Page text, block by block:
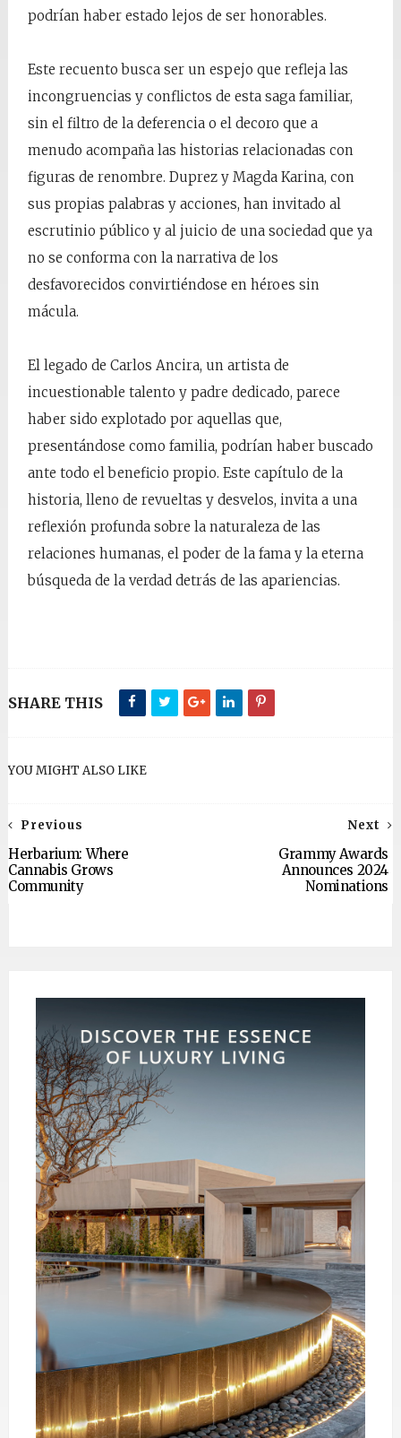
podrían haber estado lejos de ser honorables.
Este recuento busca ser un espejo que refleja las
incongruencias y conflictos de esta saga familiar,
sin el filtro de la deferencia o el decoro que a
menudo acompaña las historias relacionadas con
figuras de renombre. Duprez y Magda Karina, con
sus propias palabras y acciones, han invitado al
escrutinio público y al juicio de una sociedad que ya
no se conforma con la narrativa de los
desfavorecidos convirtiéndose en héroes sin
mácula.
El legado de Carlos Ancira, un artista de
incuestionable talento y padre dedicado, parece
haber sido explotado por aquellas que,
presentándose como familia, podrían haber buscado
ante todo el beneficio propio. Este capítulo de la
historia, lleno de revueltas y desvelos, invita a una
reflexión profunda sobre la naturaleza de las
relaciones humanas, el poder de la fama y la eterna
búsqueda de la verdad detrás de las apariencias.
SHARE THIS
YOU MIGHT ALSO LIKE
Next
Grammy Awards
Announces 2024
Nominations
Previous
Herbarium: Where
Cannabis Grows
Community